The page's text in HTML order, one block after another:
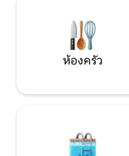
ห้องครัว